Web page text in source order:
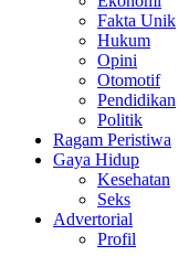
Fakta Unik
Hukum
Opini
Otomotif
Pendidikan
Politik
Ragam Peristiwa
Gaya Hidup
Kesehatan
Seks
Advertorial
Profil